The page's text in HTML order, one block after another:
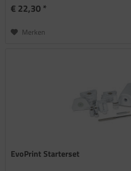
€ 22,30 *
Merken
EvoPrint Starterset